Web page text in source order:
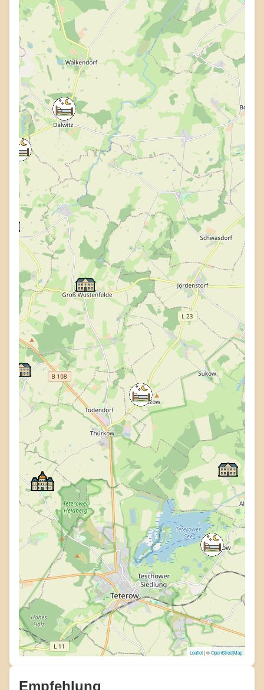
Leaflet| ©OpenStreetMap
Empfehlung